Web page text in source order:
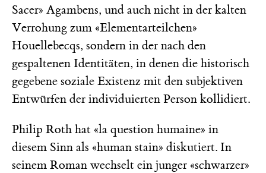
Sacer» Agambens, und auch nicht in der kalten
Verrohung zum «Elementarteilchen»
Houellebecqs, sondern in der nach den
gespaltenen Identitäten, in denen die historisch
gegebene soziale Existenz mit den subjektiven
Entwürfen der individuierten Person kollidiert.
Philip Roth hat «la question humaine» in
diesem Sinn als «human stain» diskutiert. In
seinem Roman wechselt ein junger «schwarzer»